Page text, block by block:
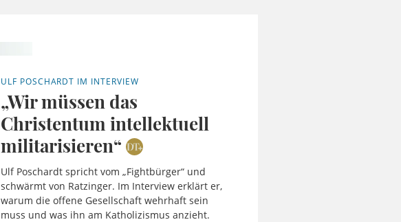
ULF POSCHARDT IM INTERVIEW
„Wir müssen das
Christentum intellektuell
militarisieren“
Ulf Poschardt spricht vom „Fightbürger“ und
schwärmt von Ratzinger. Im Interview erklärt er,
warum die offene Gesellschaft wehrhaft sein
muss und was ihn am Katholizismus anzieht.